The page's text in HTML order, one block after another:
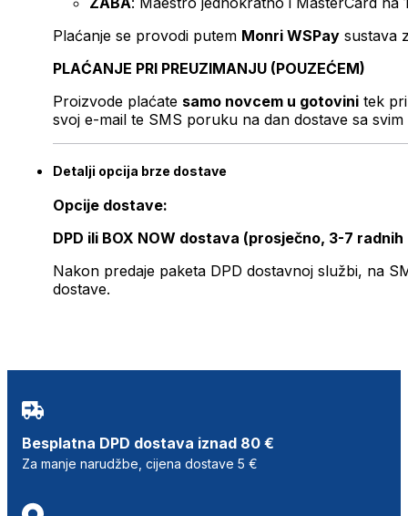
Plaćanje se provodi putem Monri WSPay sustava
PLAĆANJE PRI PREUZIMANJU (POUZEĆEM)
Proizvode plaćate samo novcem u gotovini tek
svoj e-mail te SMS poruku na dan dostave sa svim
Detalji opcija brze dostave
Opcije dostave:
DPD ili BOX NOW dostava (prosječno, 3-7 radnih
Nakon predaje paketa DPD dostavnoj službi, na
dostave.
Besplatna DPD dostava iznad 80 €
Za manje narudžbe, cijena dostave 5 €